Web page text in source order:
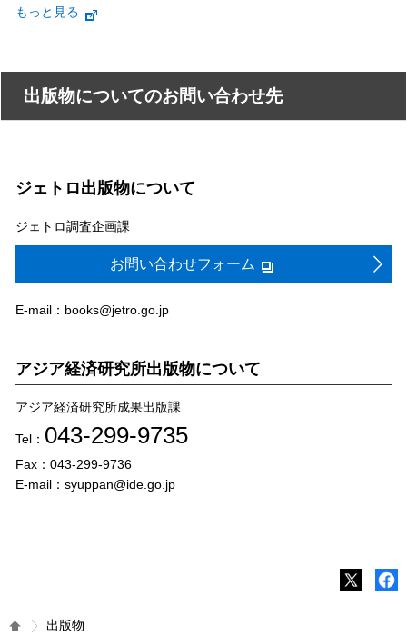
もっと見る
出版物についてのお問い合わせ先
ジェトロ出版物について
ジェトロ調査企画課
お問い合わせフォーム
E-mail：books@jetro.go.jp
アジア経済研究所出版物について
アジア経済研究所成果出版課
Tel： 043-299-9735
Fax：043-299-9736
E-mail：syuppan@ide.go.jp
出版物